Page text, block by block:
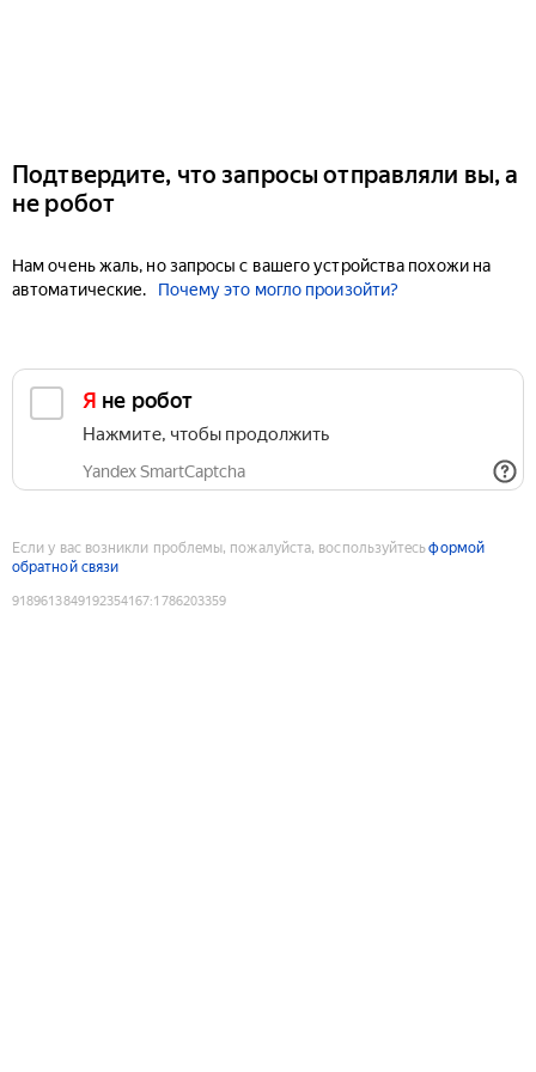
Подтвердите, что запросы отправляли вы, а
не робот
Нам очень жаль, но запросы с вашего устройства похожи на
автоматические.
Почему это могло произойти?
Я не робот
Нажмите, чтобы продолжить
Yandex SmartCaptcha
Если у вас возникли проблемы, пожалуйста, воспользуйтесьформой
обратной связи
9189613849192354167:1786203359